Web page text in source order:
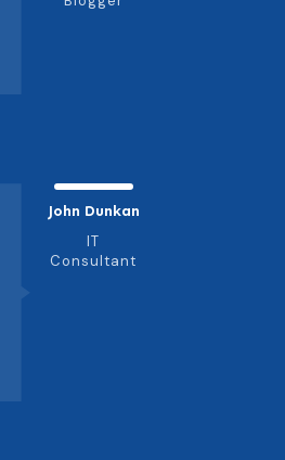
John Dunkan
IT
Consultant